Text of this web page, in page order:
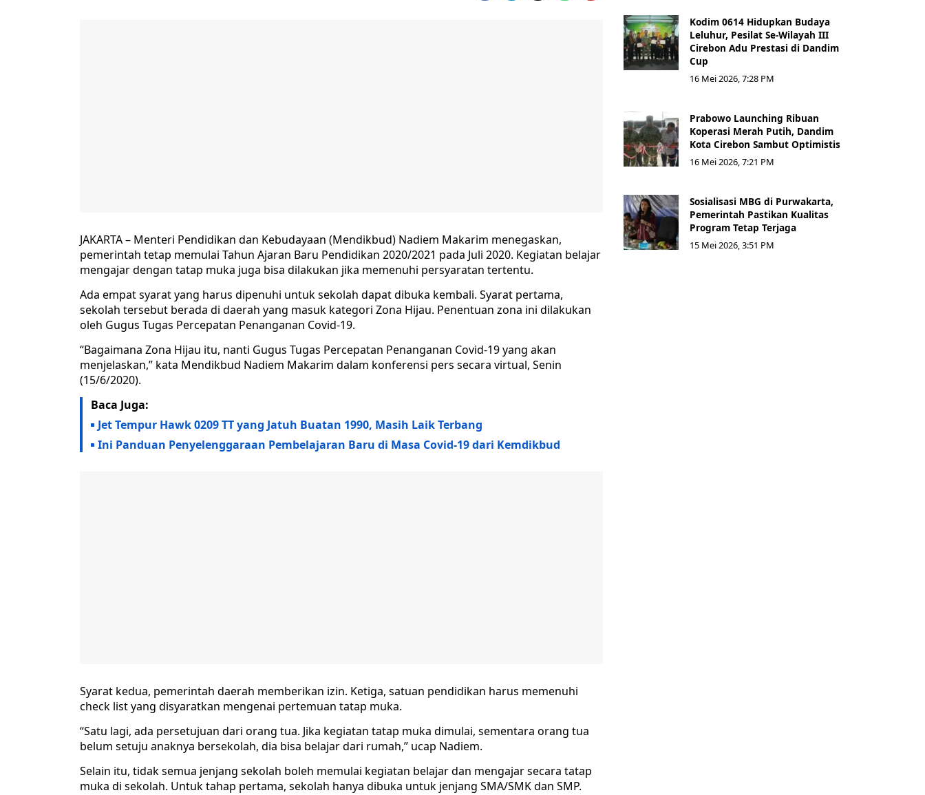
JAKARTA – Menteri Pendidikan dan Kebudayaan (Mendikbud) Nadiem Makarim menegaskan,
pemerintah tetap memulai Tahun Ajaran Baru Pendidikan 2020/2021 pada Juli 2020. Kegiatan belajar
mengajar dengan tatap muka juga bisa dilakukan jika memenuhi persyaratan tertentu.
Ada empat syarat yang harus dipenuhi untuk sekolah dapat dibuka kembali. Syarat pertama,
sekolah tersebut berada di daerah yang masuk kategori Zona Hijau. Penentuan zona ini dilakukan
oleh Gugus Tugas Percepatan Penanganan Covid-19.
“Bagaimana Zona Hijau itu, nanti Gugus Tugas Percepatan Penanganan Covid-19 yang akan
menjelaskan,” kata Mendikbud Nadiem Makarim dalam konferensi pers secara virtual, Senin
(15/6/2020).
Baca Juga:
Jet Tempur Hawk 0209 TT yang Jatuh Buatan 1990, Masih Laik Terbang
Ini Panduan Penyelenggaraan Pembelajaran Baru di Masa Covid-19 dari Kemdikbud
Syarat kedua, pemerintah daerah memberikan izin. Ketiga, satuan pendidikan harus memenuhi
check list yang disyaratkan mengenai pertemuan tatap muka.
“Satu lagi, ada persetujuan dari orang tua. Jika kegiatan tatap muka dimulai, sementara orang tua
belum setuju anaknya bersekolah, dia bisa belajar dari rumah,” ucap Nadiem.
Selain itu, tidak semua jenjang sekolah boleh memulai kegiatan belajar dan mengajar secara tatap
muka di sekolah. Untuk tahap pertama, sekolah hanya dibuka untuk jenjang SMA/SMK dan SMP.
Kodim 0614 Hidupkan Budaya
Leluhur, Pesilat Se-Wilayah III
Cirebon Adu Prestasi di Dandim
Cup
16 Mei 2026, 7:28 PM
Prabowo Launching Ribuan
Koperasi Merah Putih, Dandim
Kota Cirebon Sambut Optimistis
16 Mei 2026, 7:21 PM
Sosialisasi MBG di Purwakarta,
Pemerintah Pastikan Kualitas
Program Tetap Terjaga
15 Mei 2026, 3:51 PM